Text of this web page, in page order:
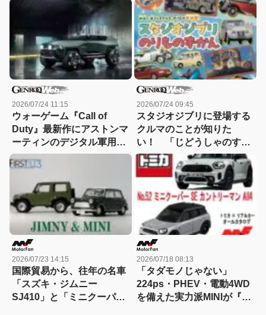
2026/07/24 11:15
ウォーゲーム『Call of
Duty』最新作にアストンマ
ーティンのデジタル軍用車
「ドレッドノート」が登場
2026/07/24 09:45
スタジオジブリに登場する
クルマのことが知りた
い！ 「じどうしゃのすべ
て 」Vol.10発売！
2026/07/23 14:15
国際貿易から、往年の名車
「スズキ・ジムニー
SJ410」と「ミニクーパー
2026/07/18 08:13
「タダモノじゃない」
224ps・PHEV・電動4WD
を備えた実力派MINIが『ト